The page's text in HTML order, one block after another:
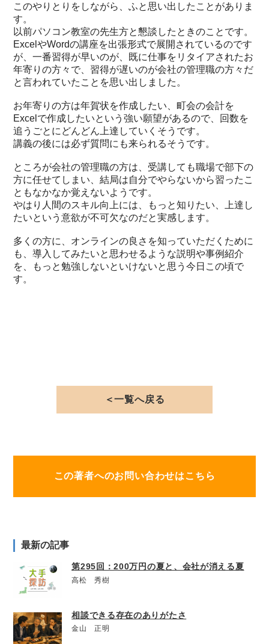
このやりとりをしながら、ふと思い出したことがありま
す。
以前パソコン教室の先生方と懇談したときのことです。
ExcelやWordの講座を出張形式で展開されているのです
が、一番習得が早いのが、既に仕事をリタイアされたお
年寄りの方々で、習得が遅いのが会社の管理職の方々だ
と言われていたことを思い出しました。
お年寄りの方は年賀状を作成したい、町会の会計を
Excelで作成したいという強い願望があるので、回数を
追うごとにどんどん上達していくそうです。
講義の後には必ず質問にも来られるそうです。
ところが会社の管理職の方は、受講しても職場で部下の
方に任せてしまい、結局は自分でやらないから習ったこ
ともなかなか覚えないようです。
やはり人間のスキル向上には、もっと知りたい、上達し
たいという意欲が不可欠なのだと実感します。
多くの方に、オンラインの良さを知っていただくために
も、導入してみたいと思わせるような説明や事例紹介
を、もっと勉強しないといけないと思う今日この頃で
す。
＜一覧へ戻る
この著者へのお問い合わせはこちら
最新の記事
第295回：200万円の夏と、会社が消える夏
高松 秀樹
相談できる存在のありがたさ
金山 正明